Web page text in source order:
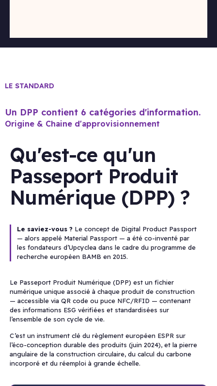
LE STANDARD
Un DPP contient 6 catégories d'information.
Origine & Chaine d'approvisionnement
Qu'est-ce qu'un
Passeport Produit
Numérique (DPP) ?
Le saviez-vous ? Le concept de Digital Product Passport
— alors appelé Material Passport — a été co-inventé par
les fondateurs d’Upcyclea dans le cadre du programme de
recherche européen BAMB en 2015.
Le Passeport Produit Numérique (DPP) est un fichier
numérique unique associé à chaque produit de construction
— accessible via QR code ou puce NFC/RFID — contenant
des informations ESG vérifiées et standardisées sur
l’ensemble de son cycle de vie.
C’est un instrument clé du règlement européen ESPR sur
l’éco-conception durable des produits (juin 2024), et la pierre
angulaire de la construction circulaire, du calcul du carbone
incorporé et du réemploi à grande échelle.